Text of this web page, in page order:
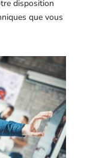
disposition
que vous